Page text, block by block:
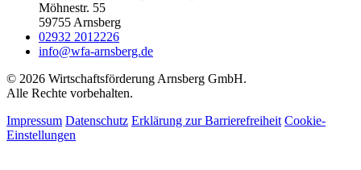
Möhnestr. 55
59755 Arnsberg
02932 2012226
info@wfa-arnsberg.de
© 2026 Wirtschaftsförderung Arnsberg GmbH.
Alle Rechte vorbehalten.
Impressum Datenschutz Erklärung zur Barrierefreiheit Cookie-
Einstellungen